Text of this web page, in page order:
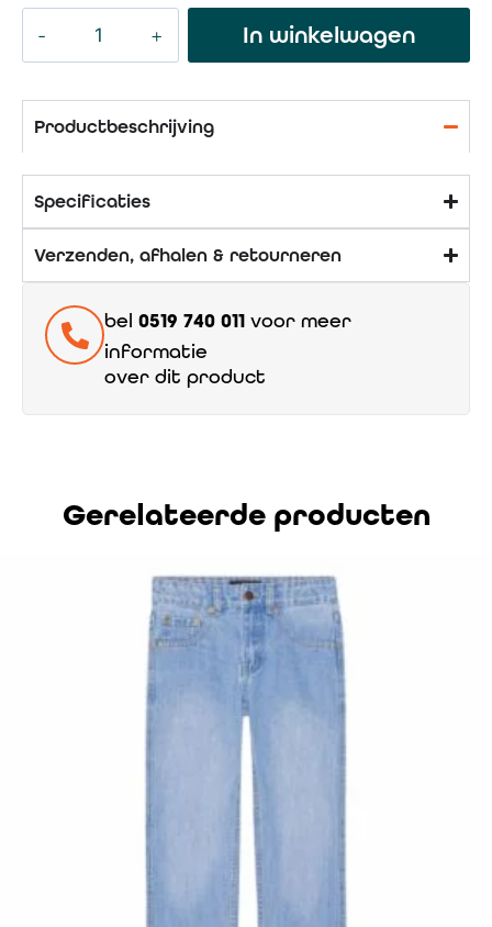
In winkelwagen
Productbeschrijving
Specificaties
Verzenden, afhalen & retourneren
bel 0519 740 011 voor meer
informatie
over dit product
Gerelateerde producten